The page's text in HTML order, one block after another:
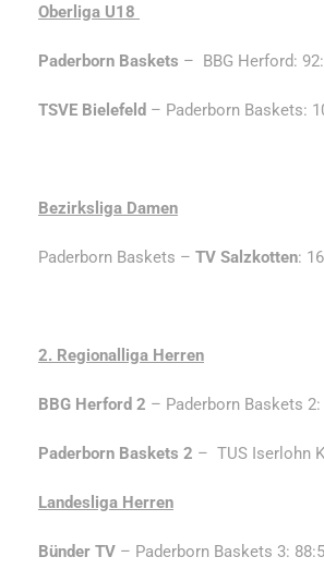
Oberliga U18
Paderborn Baskets – BBG Herford:
TSVE Bielefeld – Paderborn Baskets:
Bezirksliga Damen
Paderborn Baskets – TV Salzkotten:
2. Regionalliga Herren
BBG Herford 2 – Paderborn Baskets 2:
Paderborn Baskets 2 – TUS Iserlohn
Landesliga Herren
Bünder TV – Paderborn Baskets 3: